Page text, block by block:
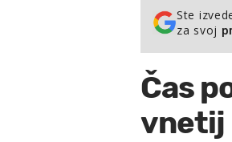
Ste
za svoj
Čas
vnetij